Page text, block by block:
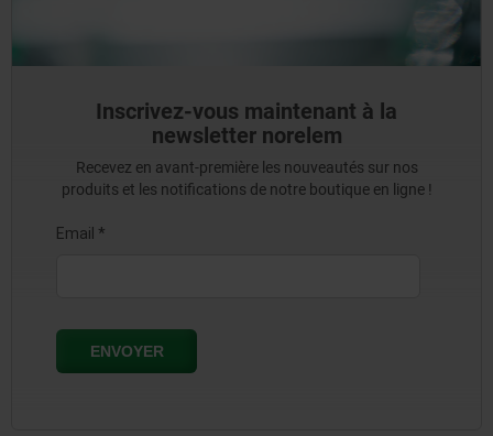
Inscrivez-vous maintenant à la
newsletter norelem
Recevez en avant-première les nouveautés sur nos
produits et les notifications de notre boutique en ligne !